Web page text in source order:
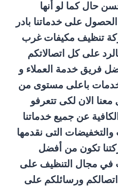
حال كما لو أنها
على خدماتنا بادر
تنظيف مكيفات غرب
على كل اتصالاتكم
فريق خدمة العملاء و
باعلى مستوى من
معنا الان لكى تتعرفو
عن جميع خدماتنا
التى نقدمها
تكون من أفضل
في مجال التنظيف على
اتصالكم ورسائلكم على